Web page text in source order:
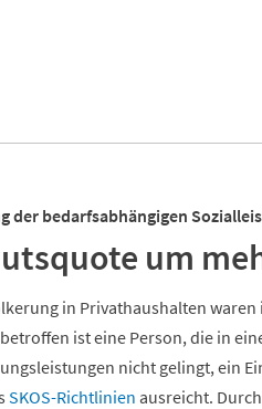
der bedarfsabhängigen
um
in Privathaushalten
ist eine Person, die in
nicht gelingt, ein
SKOS-Richtlinien ausreicht.